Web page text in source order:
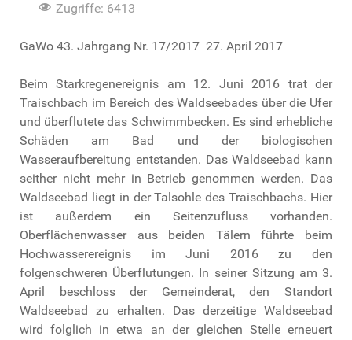
Zugriffe: 6413
GaWo 43. Jahrgang Nr. 17/2017 27. April 2017
Beim Starkregenereignis am 12. Juni 2016 trat der
Traischbach im Bereich des Waldseebades über die Ufer
und überflutete das Schwimmbecken. Es sind erhebliche
Schäden am Bad und der biologischen
Wasseraufbereitung entstanden. Das Waldseebad kann
seither nicht mehr in Betrieb genommen werden. Das
Waldseebad liegt in der Talsohle des Traischbachs. Hier
ist außerdem ein Seitenzufluss vorhanden.
Oberflächenwasser aus beiden Tälern führte beim
Hochwasserereignis im Juni 2016 zu den
folgenschweren Überflutungen. In seiner Sitzung am 3.
April beschloss der Gemeinderat, den Standort
Waldseebad zu erhalten. Das derzeitige Waldseebad
wird folglich in etwa an der gleichen Stelle erneuert